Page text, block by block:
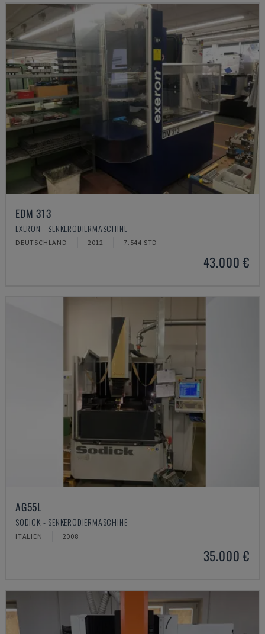
EDM 313
EXERON - SENKERODIERMASCHINE
DEUTSCHLAND 2012 7.544 STD
43.000 €
AG55L
SODICK - SENKERODIERMASCHINE
ITALIEN 2008
35.000 €